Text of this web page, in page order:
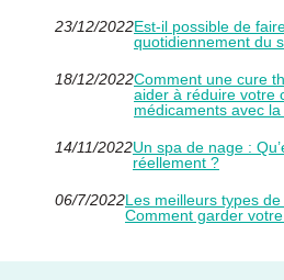
23/12/2022Est-il possible de
quotidiennement du
18/12/2022Comment une cure
aider à réduire votre
médicaments avec
14/11/2022Un spa de nage :
réellement ?
06/7/2022Les meilleurs types
Comment garder